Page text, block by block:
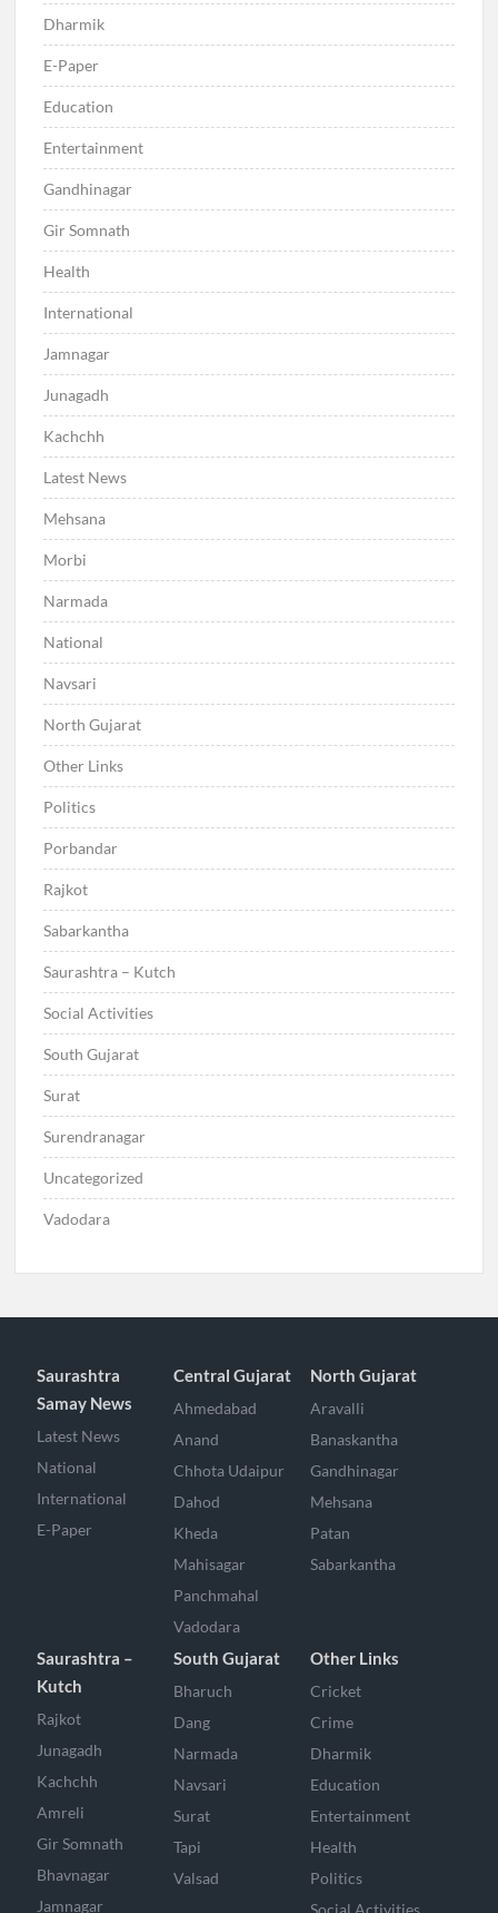
Dharmik
E-Paper
Education
Entertainment
Gandhinagar
Gir Somnath
Health
International
Jamnagar
Junagadh
Kachchh
Latest News
Mehsana
Morbi
Narmada
National
Navsari
North Gujarat
Other Links
Politics
Porbandar
Rajkot
Sabarkantha
Saurashtra – Kutch
Social Activities
South Gujarat
Surat
Surendranagar
Uncategorized
Vadodara
Saurashtra
Samay News
Latest News
National
International
E-Paper
Central Gujarat
Ahmedabad
Anand
Chhota Udaipur
Dahod
Kheda
Mahisagar
Panchmahal
Vadodara
North Gujarat
Aravalli
Banaskantha
Gandhinagar
Mehsana
Patan
Sabarkantha
Saurashtra –
Kutch
Rajkot
Junagadh
Kachchh
Amreli
Gir Somnath
Bhavnagar
Jamnagar
South Gujarat
Bharuch
Dang
Narmada
Navsari
Surat
Tapi
Valsad
Other Links
Cricket
Crime
Dharmik
Education
Entertainment
Health
Politics